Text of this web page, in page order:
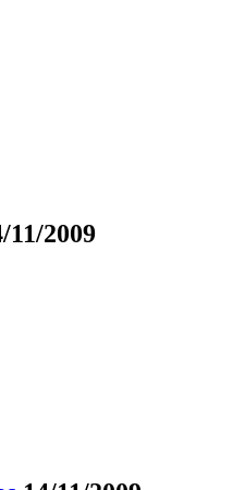
11/2009